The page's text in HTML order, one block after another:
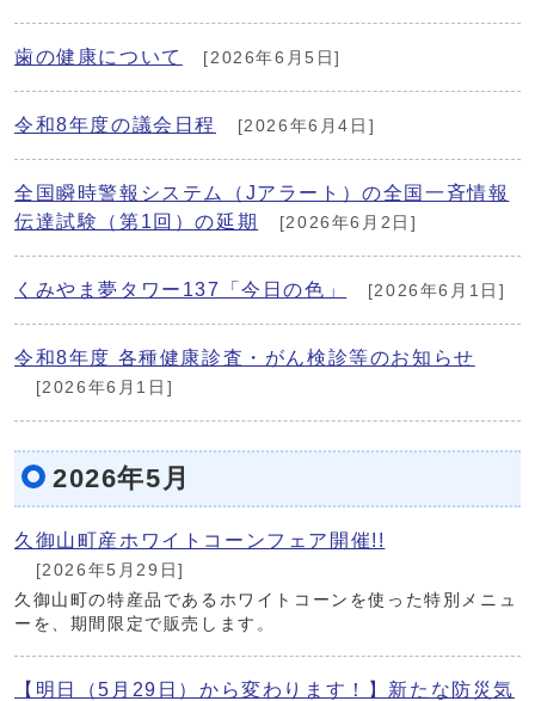
歯の健康について [2026年6月5日]
令和8年度の議会日程 [2026年6月4日]
全国瞬時警報システム（Jアラート）の全国一斉情報
伝達試験（第1回）の延期
[2026年6月2日]
くみやま夢タワー137「今日の色」 [2026年6月1日]
令和8年度 各種健康診査・がん検診等のお知らせ
[2026年6月1日]
2026年5月
久御山町産ホワイトコーンフェア開催!!
[2026年5月29日]
久御山町の特産品であるホワイトコーンを使った特別メニュ
ーを、期間限定で販売します。
【明日（5月29日）から変わります！】新たな防災気